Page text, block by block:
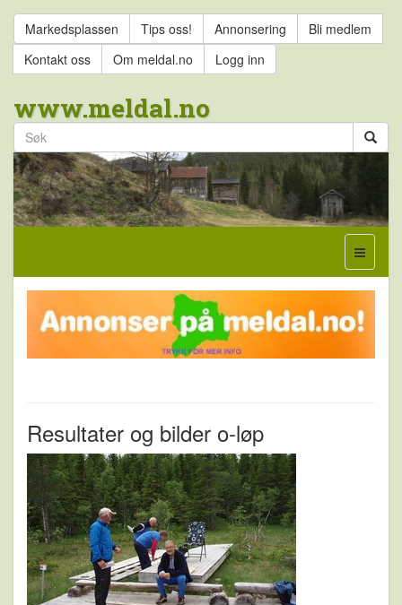
Markedsplassen Tips oss! Annonsering
Bli medlem
Kontakt oss
Om meldal.no Logg inn
www.meldal.no
Resultater og bilder o-løp